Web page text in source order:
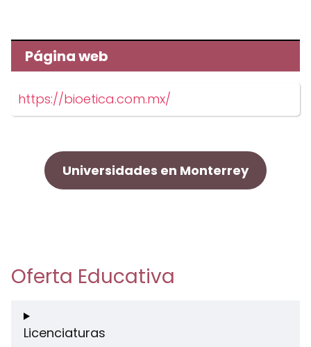
Página web
https://bioetica.com.mx/
Universidades en Monterrey
Oferta Educativa
Licenciaturas